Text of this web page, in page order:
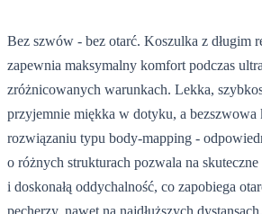
Bez szwów - bez otarć. Koszulka z długim
zapewnia maksymalny komfort podczas
zróżnicowanych warunkach. Lekka,
przyjemnie miękka w dotyku, a bezszwowa
rozwiązaniu typu body-mapping -
o różnych strukturach pozwala na
i doskonałą oddychalność, co zapobiega